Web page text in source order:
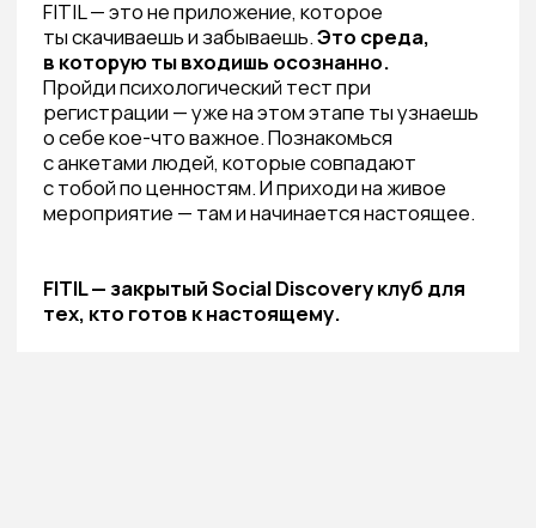
Скачайте
приложение Fitil
Перейти к приложению